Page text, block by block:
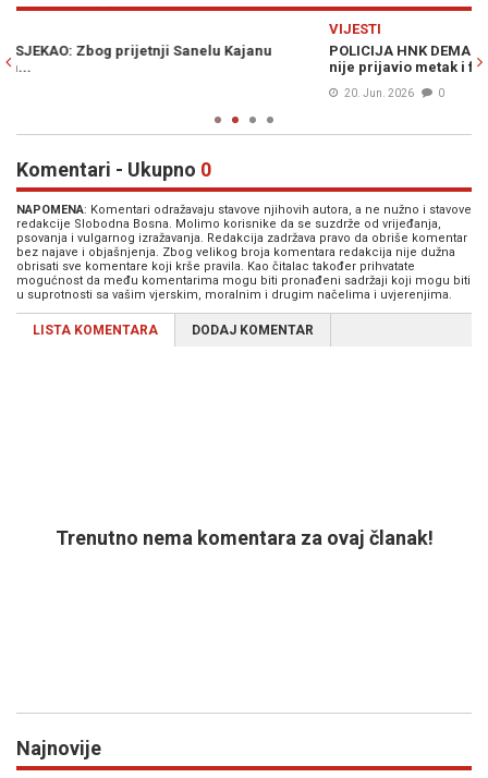
POLICIJA HNK DEMANTOVALA SANELA KAJANA: "Govori neistine,
nije prijavio metak i fotografije djece"
Komentari - Ukupno 0
NAPOMENA: Komentari odražavaju stavove njihovih autora, a ne nužno i stavove
redakcije Slobodna Bosna. Molimo korisnike da se suzdrže od vrijeđanja,
psovanja i vulgarnog izražavanja. Redakcija zadržava pravo da obriše komentar
bez najave i objašnjenja. Zbog velikog broja komentara redakcija nije dužna
obrisati sve komentare koji krše pravila. Kao čitalac također prihvatate
mogućnost da među komentarima mogu biti pronađeni sadržaji koji mogu biti
u suprotnosti sa vašim vjerskim, moralnim i drugim načelima i uvjerenjima.
LISTA KOMENTARA DODAJ KOMENTAR
Trenutno nema komentara za ovaj članak!
Najnovije